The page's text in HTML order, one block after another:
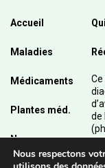
Accueil
Maladies
Médicaments
Plantes méd.
News
de
©
Nous respectons